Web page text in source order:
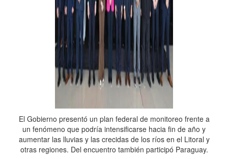
El Gobierno presentó un plan federal de monitoreo frente a
un fenómeno que podría intensificarse hacia fin de año y
aumentar las lluvias y las crecidas de los ríos en el Litoral y
otras regiones. Del encuentro también participó Paraguay.